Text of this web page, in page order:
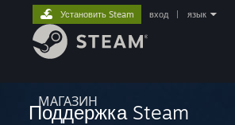
МАГАЗИН
Установить Steam вход язык
Поддержка Steam